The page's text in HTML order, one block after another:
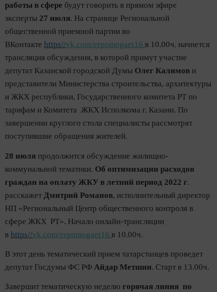
работы в сфере будут говорить в прямом эфире
эксперты 27 июля. На странице Региональной
общественной приемной партии во
ВКонтакте https//vk.com/erpomogaet16 в 10.00ч. начнется
трансляция обсуждения, в которой примут участие
депутат Казанской городской Думы Олег Калимов и
представители Министерства строительства, архитектуры
и ЖКХ республики, Государственного комитета РТ по
тарифам и Комитета ЖКХ Исполкома г. Казани. По
завершении круглого стола специалисты рассмотрят
поступившие обращения жителей.
28 июля продолжится обсуждение жилищно-
коммунальной тематики. Об оптимизации расходов
граждан на оплату ЖКУ в летний период 2022 г.
расскажет Дмитрий Романов, исполнительный директор
НП «Региональный Центр общественного контроля в
сфере ЖКХ РТ». Начало онлайн-трансляции
в https//vk.com/erpomogaet16 в 10.00ч.
В этот день тематический прием татарстанцев проведет
депутат Госдумы ФС РФ Айдар Метшин. Старт в 13.00ч.
Завершит тематическую неделю горячая линия по